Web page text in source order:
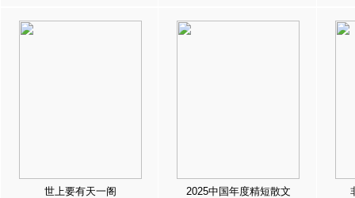
世上要有天一阁 2025中国年度精短散文